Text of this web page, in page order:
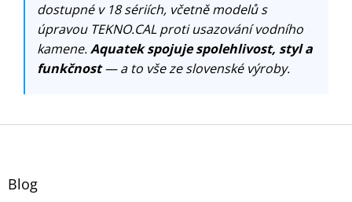
dostupné v 18 sériích, včetně modelů s
úpravou TEKNO.CAL proti usazování vodního
kamene.Aquatek spojuje spolehlivost, styl a
funkčnost— a to vše ze slovenské výroby.
Z
Blog